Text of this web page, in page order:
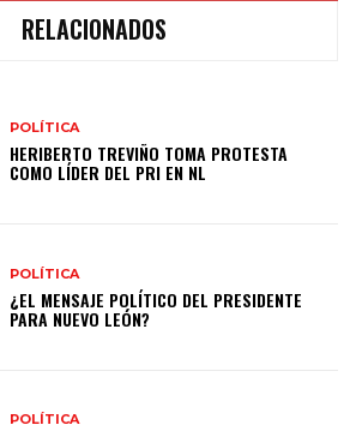
RELACIONADOS
POLÍTICA
HERIBERTO TREVIÑO TOMA PROTESTA
COMO LÍDER DEL PRI EN NL
POLÍTICA
¿EL MENSAJE POLÍTICO DEL PRESIDENTE
PARA NUEVO LEÓN?
POLÍTICA